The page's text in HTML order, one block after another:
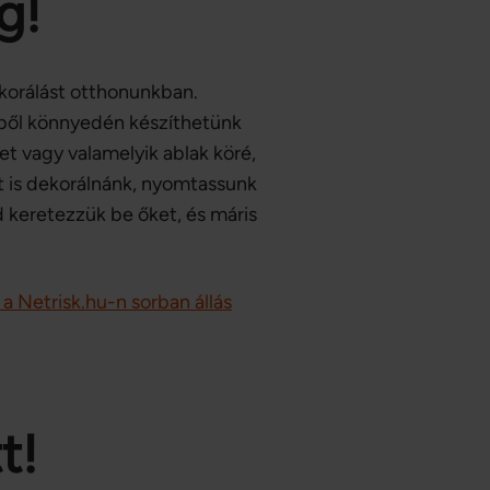
otthonunkban.
könnyedén készíthetünk
vagy valamelyik ablak köré,
dekorálnánk, nyomtassunk
be őket, és máris
Netrisk.hu-n sorban állás